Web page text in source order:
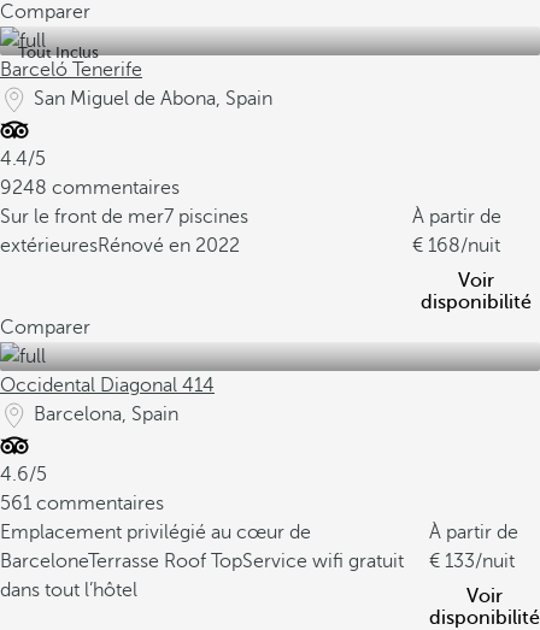
Comparer
Tout Inclus
Barceló Tenerife
San Miguel de Abona, Spain
4.4/5
9248 commentaires
Sur le front de mer7 piscines
extérieuresRénové en 2022
À partir de
168/nuit
Voir
disponibilité
Comparer
Occidental Diagonal 414
Barcelona, Spain
4.6/5
561 commentaires
Emplacement privilégié au cœur de
BarceloneTerrasse Roof TopService wifi gratuit
dans tout l’hôtel
À partir de
133/nuit
Voir
disponibilité